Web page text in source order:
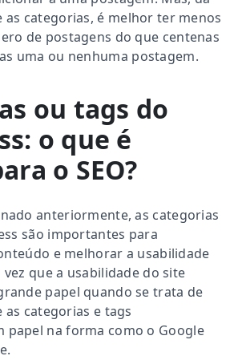
as categorias, é melhor ter menos
de postagens do que centenas
uma ou nenhuma postagem.
ou tags do
o que é
o SEO?
anteriormente, as categorias
são importantes para
e melhorar a usabilidade
vez que a usabilidade do site
papel quando se trata de
as categorias e tags
papel na forma como o Google